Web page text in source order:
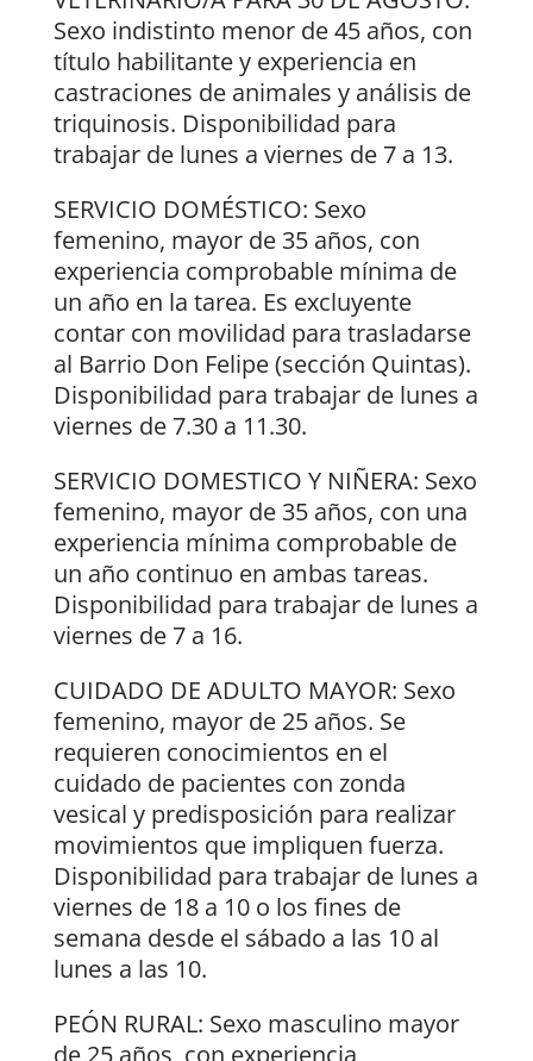
Sexo indistinto menor de 45 años, con
título habilitante y experiencia en
castraciones de animales y análisis de
triquinosis. Disponibilidad para
trabajar de lunes a viernes de 7 a 13.
SERVICIO DOMÉSTICO: Sexo
femenino, mayor de 35 años, con
experiencia comprobable mínima de
un año en la tarea. Es excluyente
contar con movilidad para trasladarse
al Barrio Don Felipe (sección Quintas).
Disponibilidad para trabajar de lunes a
viernes de 7.30 a 11.30.
SERVICIO DOMESTICO Y NIÑERA: Sexo
femenino, mayor de 35 años, con una
experiencia mínima comprobable de
un año continuo en ambas tareas.
Disponibilidad para trabajar de lunes a
viernes de 7 a 16.
CUIDADO DE ADULTO MAYOR: Sexo
femenino, mayor de 25 años. Se
requieren conocimientos en el
cuidado de pacientes con zonda
vesical y predisposición para realizar
movimientos que impliquen fuerza.
Disponibilidad para trabajar de lunes a
viernes de 18 a 10 o los fines de
semana desde el sábado a las 10 al
lunes a las 10.
PEÓN RURAL: Sexo masculino mayor